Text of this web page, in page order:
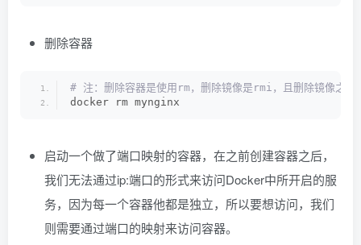
删除容器
# 注：删除容器是使用rm，删除镜像是rmi，且删除镜像之前
docker rm mynginx
启动一个做了端口映射的容器，在之前创建容器之后，
我们无法通过ip:端口的形式来访问Docker中所开启的服
务，因为每一个容器他都是独立，所以要想访问，我们
则需要通过端口的映射来访问容器。